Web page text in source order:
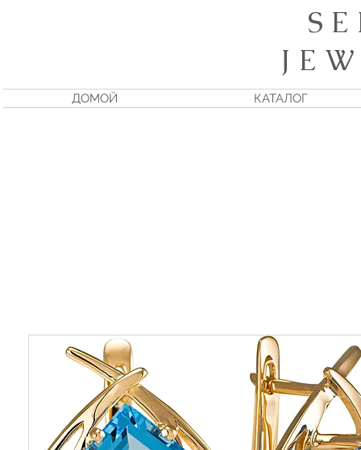
S
J E
ДОМОЙ КАТАЛОГ